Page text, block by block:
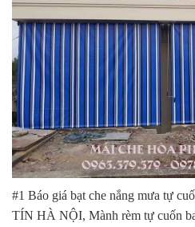
#1 Báo giá bạt che nắng mưa tự
TÍN HÀ NỘI, Mành rèm tự cuốn